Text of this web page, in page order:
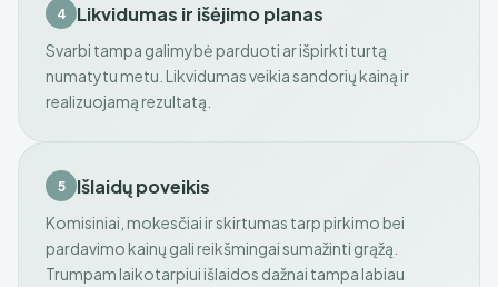
4 Likvidumas ir išėjimo planas
Svarbi tampa galimybė parduoti ar išpirkti turtą
numatytu metu. Likvidumas veikia sandorių kainą ir
realizuojamą rezultatą.
5 Išlaidų poveikis
Komisiniai, mokesčiai ir skirtumas tarp pirkimo bei
pardavimo kainų gali reikšmingai sumažinti grąžą.
Trumpam laikotarpiui išlaidos dažnai tampa labiau